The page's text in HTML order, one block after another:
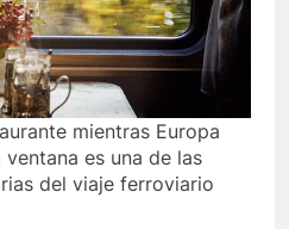
mientras Europa
es una de las
del viaje ferroviario